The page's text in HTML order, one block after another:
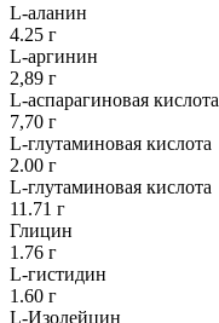
L-аланин
4.25 г
L-аргинин
2,89 г
L-аспарагиновая кислота
7,70 г
L-глутаминовая кислота
2.00 г
L-глутаминовая кислота
11.71 г
Глицин
1.76 г
L-гистидин
1.60 г
L-Изолейцин